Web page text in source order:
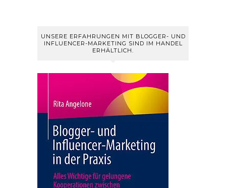
UNSERE ERFAHRUNGEN MIT BLOGGER- UND
INFLUENCER-MARKETING SIND IM HANDEL
ERHÄLTLICH.